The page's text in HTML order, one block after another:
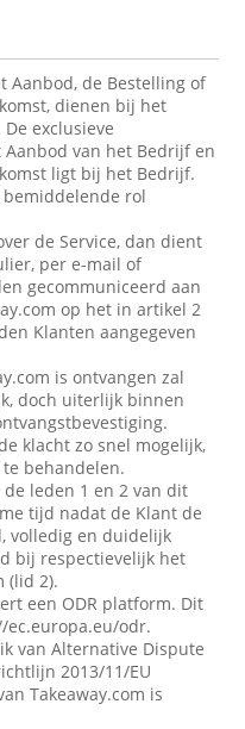
Aanbod, de Bestelling of
dienen bij het
exclusieve
van het Bedrijf en
ligt bij het Bedrijf.
bemiddelende rol
de Service, dan dient
per e-mail of
gecommuniceerd aan
op het in artikel 2
Klanten aangegeven
is ontvangen zal
doch uiterlijk binnen
klacht zo snel mogelijk,
behandelen.
leden 1 en 2 van dit
tijd nadat de Klant de
volledig en duidelijk
bij respectievelijk het
(lid 2).
een ODR platform. Dit
odr.
van Alternative Dispute
2013/11/EU
Takeaway.com is